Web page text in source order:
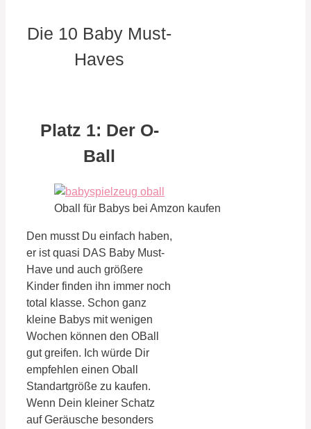
Die 10 Baby Must-
Haves
Platz 1: Der O-
Ball
Oball für Babys bei Amzon kaufen
Den musst Du einfach haben,
er ist quasi DAS Baby Must-
Have und auch größere
Kinder finden ihn immer noch
total klasse. Schon ganz
kleine Babys mit wenigen
Wochen können den OBall
gut greifen. Ich würde Dir
empfehlen einen Oball
Standartgröße zu kaufen.
Wenn Dein kleiner Schatz
auf Geräusche besonders